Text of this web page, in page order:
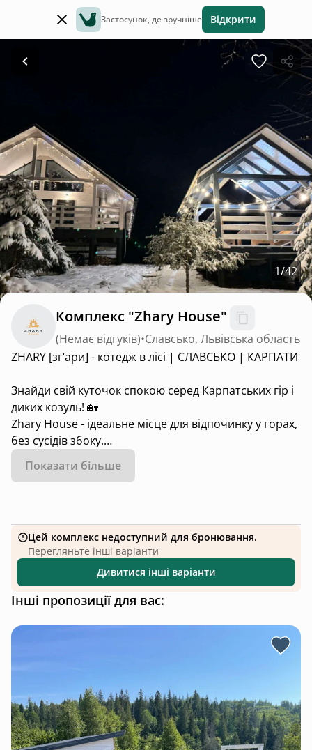
Застосунок, де зручніше Відкрити
1/42
Комплекс "Zhary House"
(Немає відгуків)•Славсько, Львівська область
ZHARY [зг‘ари] - котедж в лісі | СЛАВСЬКО | КАРПАТИ
Знайди свій куточок спокою серед Карпатських гір і
диких козуль! 🏡
Zhary House - ідеальне місце для відпочинку у горах,
без сусідів збоку.
🏡Котедж для 4+2 особи👥
👩‍❤️‍👨 Підходить, для романтичного вікенду, сім'ї з
🐕Ми Pet's friendly, тож не залишайте улюбленця
вдома☺️
🔌 Безперебійне живлення( є генератор)
Для комфортного відпочинку у котеджі є:
🔹️кухня-вітальня(м'який розкладний диван, камін🔥
обідній стіл з стільцями, телевізор, холодильник,
електочайник, мікрохвильова піч, варильна
рушників, пральна машина, одноразові миючі
засоби)
🔹️спальні кімнати з ліжками з ортопедичними
матрасами. Для комфорту надаються рушники
Показати більше
Цей комплекс недоступний для бронювання.
Перегляньте інші варіанти
Дивитися інші варіанти
Інші пропозиції для вас: